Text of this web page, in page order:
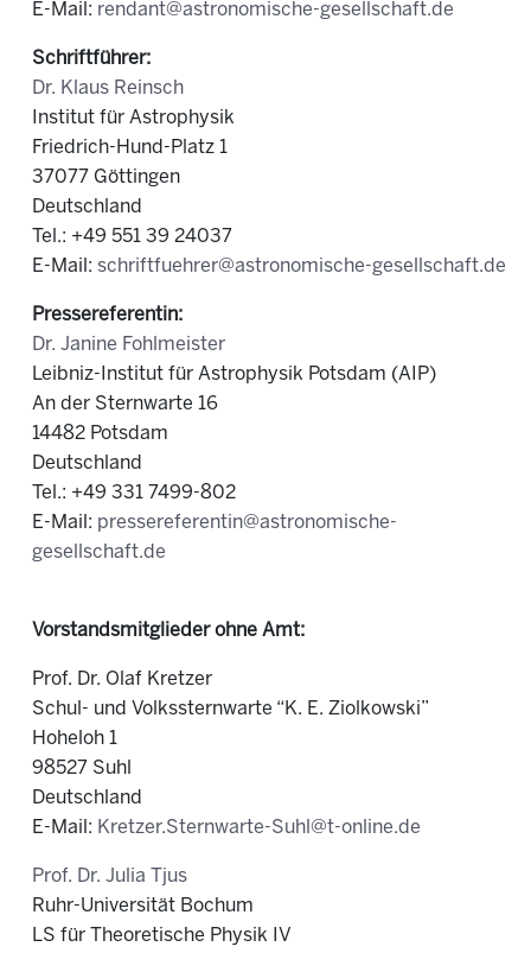
E-Mail: rendant@astronomische-gesellschaft.de
Schriftführer:
Dr. Klaus Reinsch
Institut für Astrophysik
Friedrich-Hund-Platz 1
37077 Göttingen
Deutschland
Tel.: +49 551 39 24037
E-Mail: schriftfuehrer@astronomische-gesellschaft.de
Pressereferentin:
Dr. Janine Fohlmeister
Leibniz-Institut für Astrophysik Potsdam (AIP)
An der Sternwarte 16
14482 Potsdam
Deutschland
Tel.: +49 331 7499-802
E-Mail: pressereferentin@astronomische-
gesellschaft.de
Vorstandsmitglieder ohne Amt:
Prof. Dr. Olaf Kretzer
Schul- und Volkssternwarte “K. E. Ziolkowski”
Hoheloh 1
98527 Suhl
Deutschland
E-Mail: Kretzer.Sternwarte-Suhl@t-online.de
Prof. Dr. Julia Tjus
Ruhr-Universität Bochum
LS für Theoretische Physik IV